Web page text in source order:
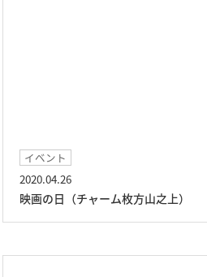
イベント
2020.04.26
映画の日（チャーム枚方山之上）